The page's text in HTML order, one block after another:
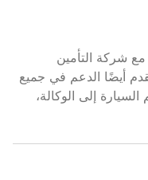
شركة التأمين
أيضًا الدعم في جميع
إلى الوكالة،